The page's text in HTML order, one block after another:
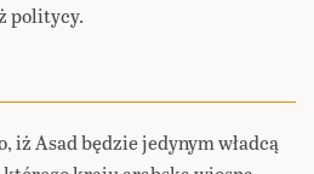
politycy.
iż Asad będzie jedynym władcą